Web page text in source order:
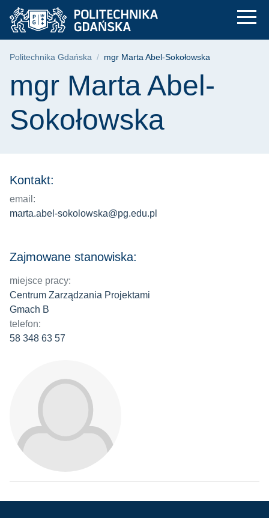
Przejdź
do
menu
Przejdź
do
wyszukiwarki
Przejdź
do
treści
mgr Marta Abel-
Ścieżka nawigacyjna
Politechnika Gdańska mgr Marta Abel-Sokołowska
Treść strony
mgr Marta Abel-
Sokołowska
Kontakt:
email:
marta.abel-sokolowska@pg.edu.pl
Zajmowane stanowiska:
miejsce pracy:
Centrum Zarządzania Projektami
Gmach B
telefon:
58 348 63 57